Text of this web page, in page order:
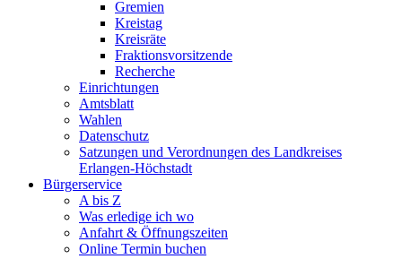
Gremien
Kreistag
Kreisräte
Fraktionsvorsitzende
Recherche
Einrichtungen
Amtsblatt
Wahlen
Datenschutz
Satzungen und Verordnungen des Landkreises
Erlangen-Höchstadt
Bürgerservice
A bis Z
Was erledige ich wo
Anfahrt & Öffnungszeiten
Online Termin buchen